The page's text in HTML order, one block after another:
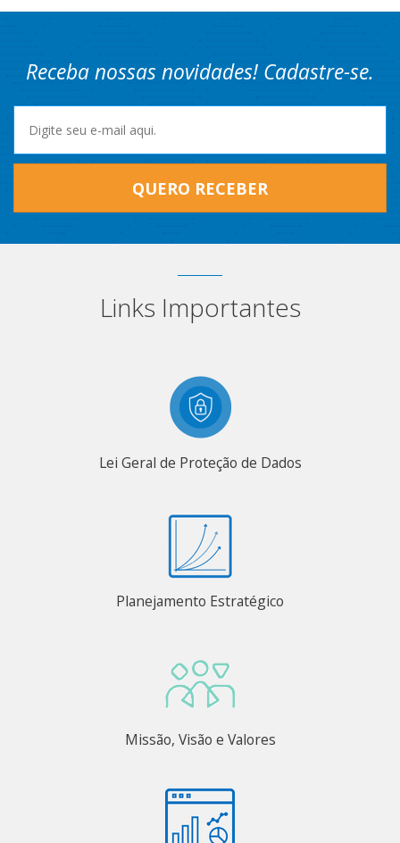
Receba nossas novidades! Cadastre-se.
QUERO RECEBER
Links Importantes
Lei Geral de Proteção de Dados
Planejamento Estratégico
Missão, Visão e Valores